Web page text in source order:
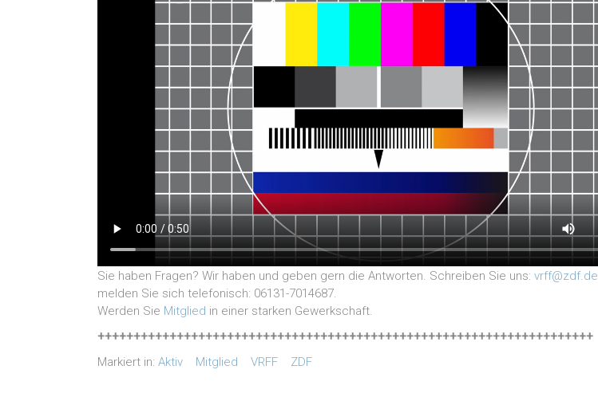
Sie haben Fragen? Wir haben und geben gern die Antworten. Schreiben Sie uns: vrff@zdf.de
melden Sie sich telefonisch: 06131-7014687.
Werden Sie Mitglied in einer starken Gewerkschaft.
+++++++++++++++++++++++++++++++++++++++++++++++++++++++++++++++++++++
Markiert in: Aktiv Mitglied VRFF ZDF